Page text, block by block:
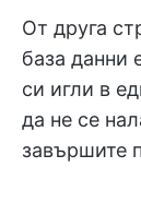
От друга
база данни
си игли в
да не се
завършите